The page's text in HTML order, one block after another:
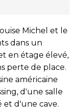
Michel et le
dans un
en étage élevé,
perte de place.
américaine
d'une salle
et d'une cave.